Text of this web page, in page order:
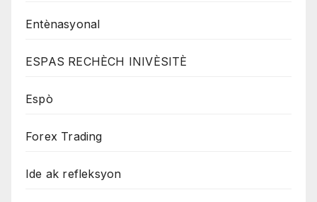
Entènasyonal
ESPAS RECHÈCH INIVÈSITÈ
Espò
Forex Trading
Ide ak refleksyon